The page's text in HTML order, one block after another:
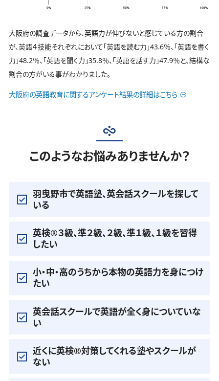
大阪府の調査データから、英語力が伸びないと感じている方の割合
が、英語４技能それぞれにおいて「英語を読む力」43.6％、「英語を書く
力」48.2％、「英語を聞く力」35.8％、「英語を話す力」47.9％と、結構な
割合の方がいる事がわかりました。
大阪府の英語教育に関するアンケート結果の詳細はこちら
このようなお悩みありませんか？
羽曳野市で英語塾、英会話スクールを探して
いる
英検®️３級、準２級、２級、準１級、１級を習得
したい
小・中・高のうちから本物の英語力を身につけ
たい
英会話スクールで英語が全く身についていな
い
近くに英検®️対策してくれる塾やスクールが
ない